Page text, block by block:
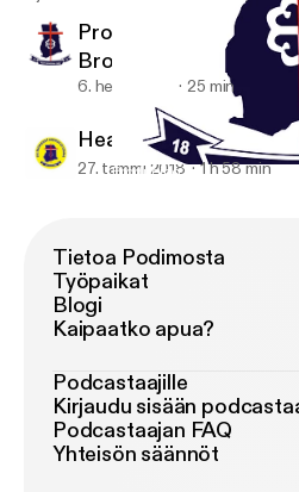
Producing Fruits of The
Producing Fruits of
Bro.Edmund Fianko}
6. helmi 2018 25 min
Health Talk; By
27. tammi 2018 1 h 58 min
Tietoa Podimosta
Työpaikat
Blogi
Kaipaatko apua?
Podcastaajille
Kirjaudu sisään
Podcastaajan FAQ
Yhteisön säännöt